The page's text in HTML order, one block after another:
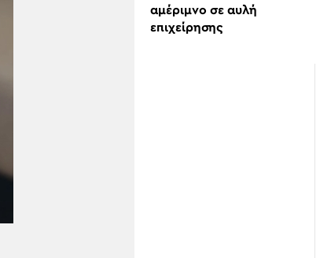
αμέριμνο σε αυλή
επιχείρησης